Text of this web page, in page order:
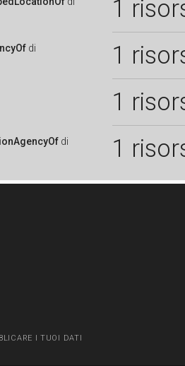
1
di 1
1
di 1
I TUOI DATI